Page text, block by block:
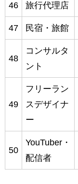
46 旅行代理店
47 民宿・旅館
48
コンサルタ
ント
49
フリーラン
スデザイナ
ー
50
YouTuber・
配信者